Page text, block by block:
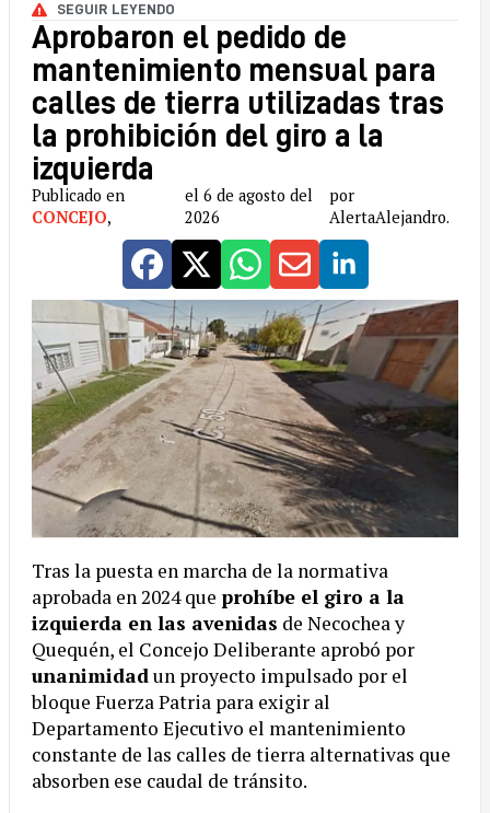
SEGUIR LEYENDO
Aprobaron el pedido de
mantenimiento mensual para
calles de tierra utilizadas tras
la prohibición del giro a la
izquierda
Publicado en
CONCEJO,
el 6 de agosto del
2026
por
AlertaAlejandro.
Tras la puesta en marcha de la normativa
aprobada en 2024 que prohíbe el giro a la
izquierda en las avenidas de Necochea y
Quequén, el Concejo Deliberante aprobó por
unanimidad un proyecto impulsado por el
bloque Fuerza Patria para exigir al
Departamento Ejecutivo el mantenimiento
constante de las calles de tierra alternativas que
absorben ese caudal de tránsito.